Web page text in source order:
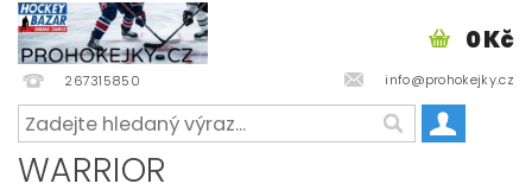
267315850 info@prohokejky.cz
0 Kč
WARRIOR